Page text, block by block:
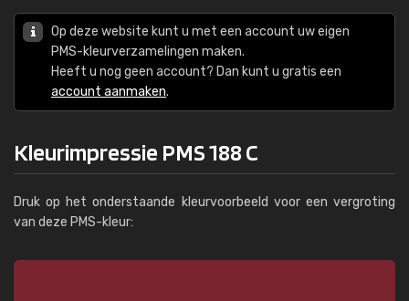
Op deze website kunt u met een account uw eigen
PMS-kleurverzamelingen maken.
Heeft u nog geen account? Dan kunt u gratis een
account aanmaken.
Kleurimpressie PMS 188 C
Druk op het onderstaande kleurvoorbeeld voor een vergroting
van deze PMS-kleur: